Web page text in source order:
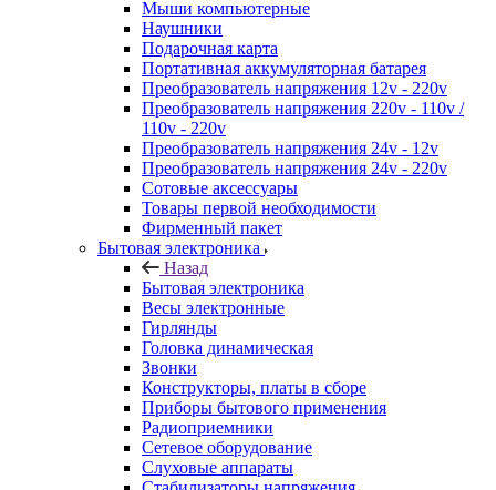
Мыши компьютерные
Наушники
Подарочная карта
Портативная аккумуляторная батарея
Преобразователь напряжения 12v - 220v
Преобразователь напряжения 220v - 110v /
110v - 220v
Преобразователь напряжения 24v - 12v
Преобразователь напряжения 24v - 220v
Сотовые аксессуары
Товары первой необходимости
Фирменный пакет
Бытовая электроника
Назад
Бытовая электроника
Весы электронные
Гирлянды
Головка динамическая
Звонки
Конструкторы, платы в сборе
Приборы бытового применения
Радиоприемники
Сетевое оборудование
Слуховые аппараты